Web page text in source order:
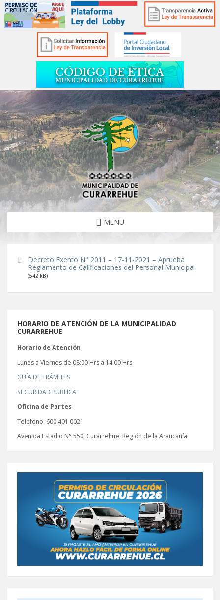
MENU
Decreto Exento N° 2011 – 17-11-2021 – Aprueba
Reglamento de Calificaciones del Personal Municipal
(542 kB)
HORARIO DE ATENCIÓN DE LA MUNICIPALIDAD
CURARREHUE
Horario de Atención
Lunes a Viernes de 08:00 Hrs a 14:00 Hrs.
GUÍA DE TRÁMITES
SEGURIDAD PUBLICA
Oficina de Partes
Teléfono: 600 401 0021
Avenida Estadio N° 550, Curarrehue, Región de la Araucanía.